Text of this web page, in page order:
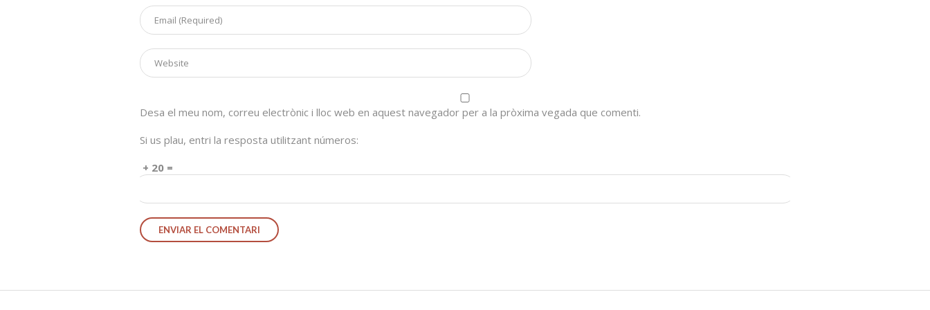
Desa el meu nom, correu electrònic i lloc web en aquest navegador per a la pròxima vegada que comenti.
Si us plau, entri la resposta utilitzant números:
1 + 20 =